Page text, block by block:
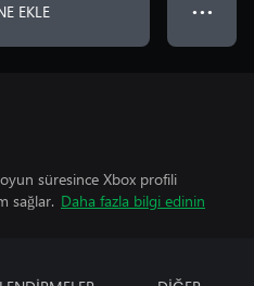
EKLE ● ● ●
oyun süresince Xbox profili
sağlar. Daha fazla bilgi edinin